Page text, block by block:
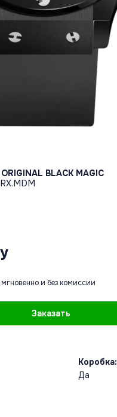
BLACK MAGIC
и без комиссии
Заказать
Коробка:
Да